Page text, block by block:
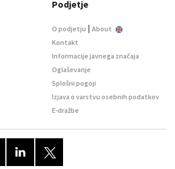
Podjetje
O podjetju | About
Kontakt
Informacije javnega značaja
Oglaševanje
Splošni pogoji
Izjava o varstvu osebnih podatkov
E-dražbe